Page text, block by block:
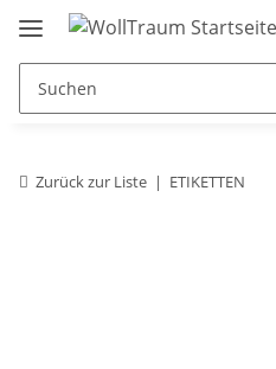
Zurück zur Liste ETIKETTEN